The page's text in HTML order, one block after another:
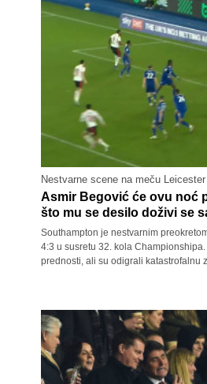
Nestvarne scene na meču
Asmir Begović će ovu noć
što mu se desilo doživi se
Southampton je nestvarnim
4:3 u susretu 32. kola
prednosti, ali su odigrali katastrofalnu